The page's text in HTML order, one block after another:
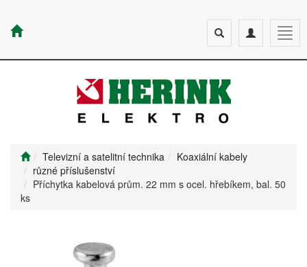
Toggle
navigation
Toggle
search
Televizní a satelitní technika
Koaxiální kabely
různé příslušenství
Příchytka kabelová prům. 22 mm s ocel. hřebíkem, bal. 50
ks